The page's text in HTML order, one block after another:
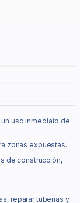
uso inmediato de
zonas expuestas.
de construcción,
reparar tuberías y